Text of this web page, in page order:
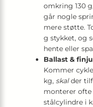
omkring 130
går nogle
mere støtte.
g stykket, og
hente eller
Ballast &
Kommer
kg, skalder
monterer
stålcylindre i